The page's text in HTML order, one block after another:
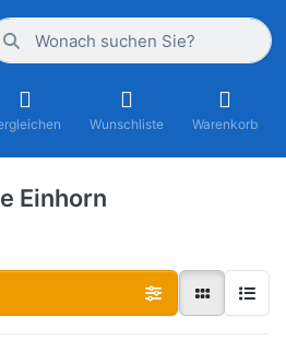
Wunschliste Warenkorb
Einhorn